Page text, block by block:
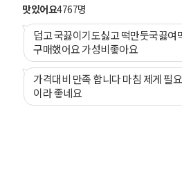
맛있어요4767명
덥고 국끓이기도싫고 떡만둣국끓여
구매했어요 가성비좋아요
가격대비 만족 합니다 마침 제게 필
이라 좋네요